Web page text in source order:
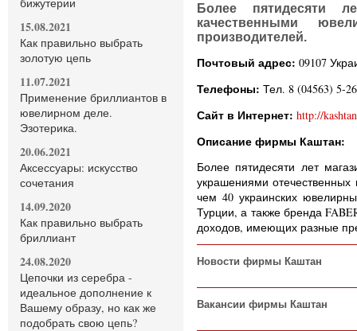
15.08.2021
Как правильно выбрать
золотую цепь
11.07.2021
Применение бриллиантов в
ювелирном деле.
Эзотерика.
20.06.2021
Аксессуары: искусство
сочетания
14.09.2020
Как правильно выбрать
бриллиант
24.08.2020
Цепочки из серебра -
идеальное дополнение к
Вашему образу, но как же
подобрать свою цепь?
Более пятидесяти
качественными
производителей.
Почтовый адрес: 09107
Телефоны: Тел. 8 (04563) 5-
Сайт в Интернет: http://
Описание фирмы Каштан:
Более пятидесяти лет
украшениями
чем 40 украинских
Турции, а также бренда
доходов, имеющих разные
Новости фирмы Каштан
Вакансии фирмы Каштан